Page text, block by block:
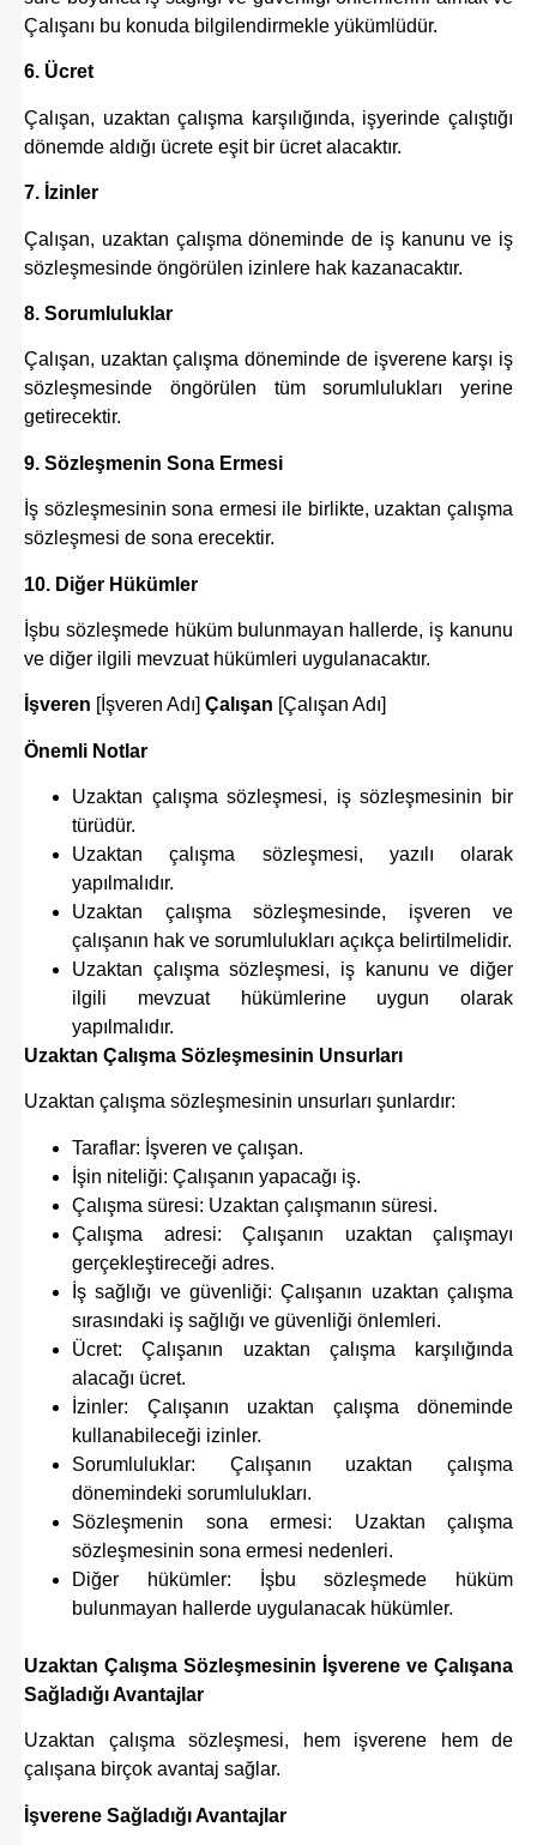
Çalışanı bu konuda bilgilendirmekle yükümlüdür.
6. Ücret
Çalışan, uzaktan çalışma karşılığında, işyerinde çalıştığı
dönemde aldığı ücrete eşit bir ücret alacaktır.
7. İzinler
Çalışan, uzaktan çalışma döneminde de iş kanunu ve iş
sözleşmesinde öngörülen izinlere hak kazanacaktır.
8. Sorumluluklar
Çalışan, uzaktan çalışma döneminde de işverene karşı iş
sözleşmesinde öngörülen tüm sorumlulukları yerine
getirecektir.
9. Sözleşmenin Sona Ermesi
İş sözleşmesinin sona ermesi ile birlikte, uzaktan çalışma
sözleşmesi de sona erecektir.
10. Diğer Hükümler
İşbu sözleşmede hüküm bulunmayan hallerde, iş kanunu
ve diğer ilgili mevzuat hükümleri uygulanacaktır.
İşveren [İşveren Adı] Çalışan [Çalışan Adı]
Önemli Notlar
Uzaktan çalışma sözleşmesi, iş sözleşmesinin bir
türüdür.
Uzaktan çalışma sözleşmesi, yazılı olarak
yapılmalıdır.
Uzaktan çalışma sözleşmesinde, işveren ve
çalışanın hak ve sorumlulukları açıkça belirtilmelidir.
Uzaktan çalışma sözleşmesi, iş kanunu ve diğer
ilgili mevzuat hükümlerine uygun olarak
yapılmalıdır.
Uzaktan Çalışma Sözleşmesinin Unsurları
Uzaktan çalışma sözleşmesinin unsurları şunlardır:
Taraflar: İşveren ve çalışan.
İşin niteliği: Çalışanın yapacağı iş.
Çalışma süresi: Uzaktan çalışmanın süresi.
Çalışma adresi: Çalışanın uzaktan çalışmayı
gerçekleştireceği adres.
İş sağlığı ve güvenliği: Çalışanın uzaktan çalışma
sırasındaki iş sağlığı ve güvenliği önlemleri.
Ücret: Çalışanın uzaktan çalışma karşılığında
alacağı ücret.
İzinler: Çalışanın uzaktan çalışma döneminde
kullanabileceği izinler.
Sorumluluklar: Çalışanın uzaktan çalışma
dönemindeki sorumlulukları.
Sözleşmenin sona ermesi: Uzaktan çalışma
sözleşmesinin sona ermesi nedenleri.
Diğer hükümler: İşbu sözleşmede hüküm
bulunmayan hallerde uygulanacak hükümler.
Uzaktan Çalışma Sözleşmesinin İşverene ve Çalışana
Sağladığı Avantajlar
Uzaktan çalışma sözleşmesi, hem işverene hem de
çalışana birçok avantaj sağlar.
İşverene Sağladığı Avantajlar